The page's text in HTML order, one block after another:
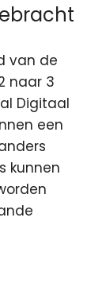
van de
naar 3
Digitaal
een
kunnen